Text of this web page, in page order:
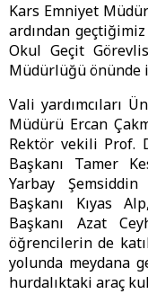
Kars Emniyet
ardından
Okul Geçit
Müdürlüğü önünde
Vali yardımcıları
Müdürü Ercan
Rektör vekili Prof.
Başkanı Tamer
Yarbay
Başkanı Kıyas
Başkanı Azat
öğrencilerin de
yolunda meydana
hurdalıktaki araç